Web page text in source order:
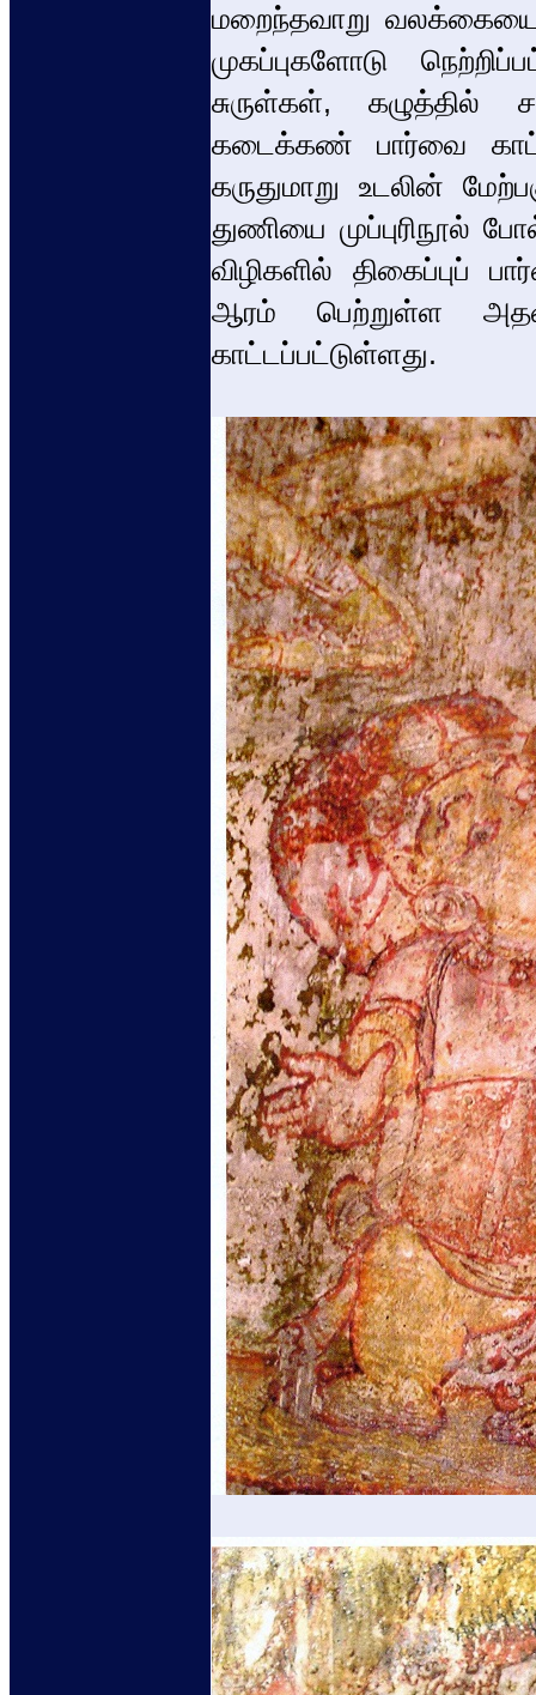
மறைந்தவாறு வலக்கையை
முகப்புகளோடு
சுருள்கள், கழுத்தில்
கடைக்கண் பார்வை
கருதுமாறு உடலின்
துணியை முப்புரிநூல்
விழிகளில்
ஆரம் பெற்றுள்ள அதன்
காட்டப்பட்டுள்ளது.